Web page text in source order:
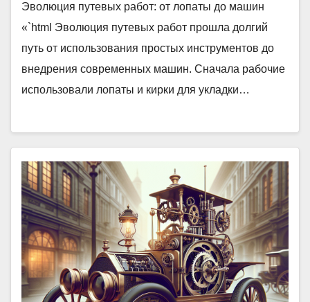
Эволюция путевых работ: от лопаты до машин
«`html Эволюция путевых работ прошла долгий
путь от использования простых инструментов до
внедрения современных машин. Сначала рабочие
использовали лопаты и кирки для укладки…